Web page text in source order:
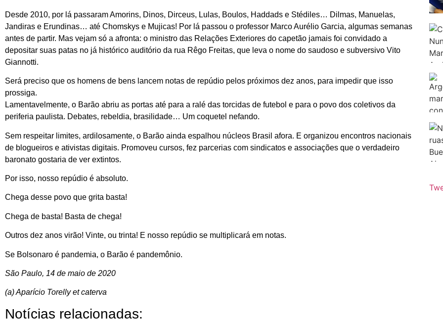
Desde 2010, por lá passaram Amorins, Dinos, Dirceus, Lulas, Boulos, Haddads e Stédiles… Dilmas, Manuelas,
Jandiras e Erundinas… até Chomskys e Mujicas! Por lá passou o professor Marco Aurélio Garcia, algumas semanas
antes de partir. Mas vejam só a afronta: o ministro das Relações Exteriores do capetão jamais foi convidado a
depositar suas patas no já histórico auditório da rua Rêgo Freitas, que leva o nome do saudoso e subversivo Vito
Giannotti.
Será preciso que os homens de bens lancem notas de repúdio pelos próximos dez anos, para impedir que isso
prossiga.
Lamentavelmente, o Barão abriu as portas até para a ralé das torcidas de futebol e para o povo dos coletivos da
periferia paulista. Debates, rebeldia, brasilidade… Um coquetel nefando.
Sem respeitar limites, ardilosamente, o Barão ainda espalhou núcleos Brasil afora. E organizou encontros nacionais
de blogueiros e ativistas digitais. Promoveu cursos, fez parcerias com sindicatos e associações que o verdadeiro
baronato gostaria de ver extintos.
Por isso, nosso repúdio é absoluto.
Chega desse povo que grita basta!
Chega de basta! Basta de chega!
Outros dez anos virão! Vinte, ou trinta! E nosso repúdio se multiplicará em notas.
Se Bolsonaro é pandemia, o Barão é pandemônio.
São Paulo, 14 de maio de 2020
(a) Aparício Torelly et caterva
Notícias relacionadas: